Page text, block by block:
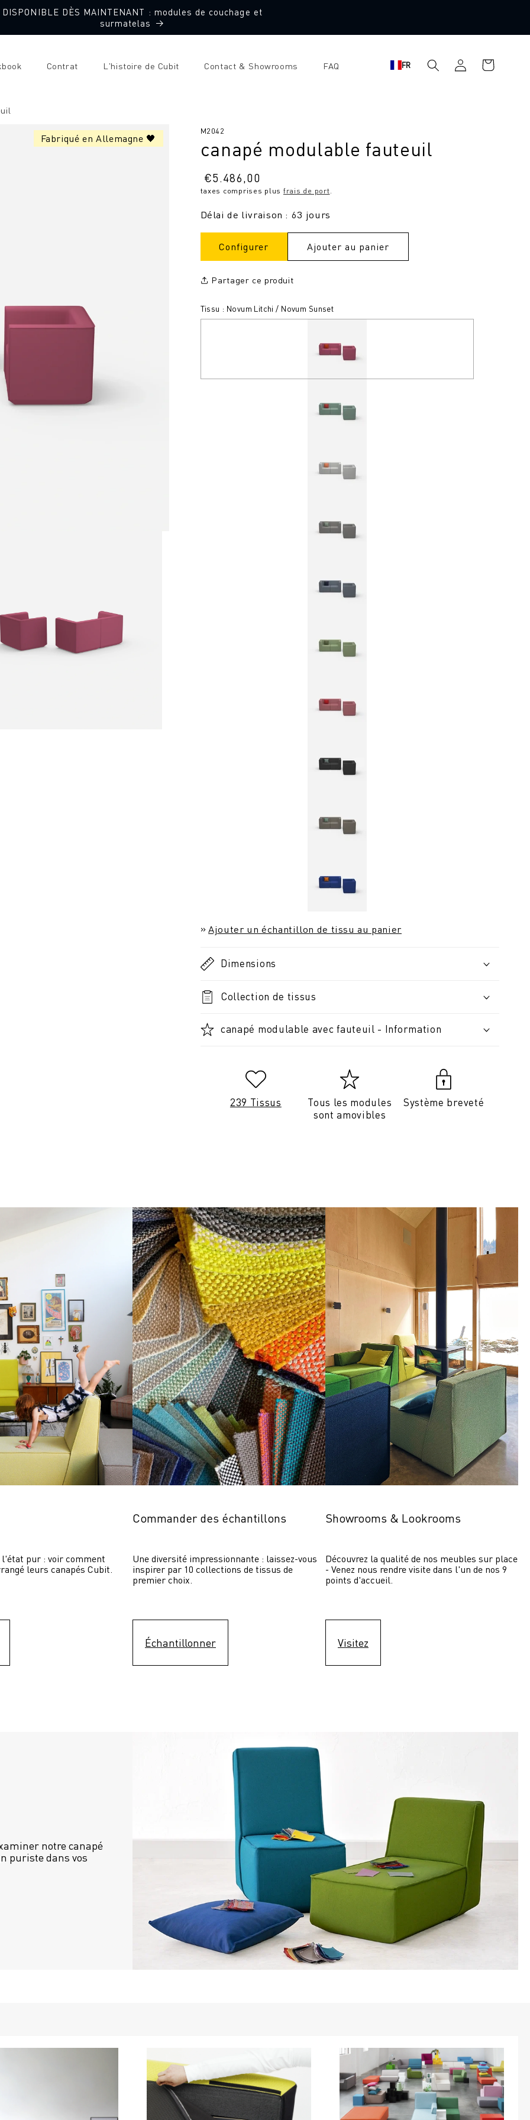
DISPONIBLE DÈS MAINTENANT : modules de couchage et
surmatelas
Contrat L'histoire de Cubit Contact & Showrooms FAQ FR
connecter
Panier
d'achat
Fabriqué en Allemagne 🖤
SKU
M2042
canapé modulable fauteuil
Prix
normal
€5.486,00
taxes comprises plus frais de port.
Délai de livraison : 63 jours
Configurer Ajouter au panier
Partager ce produit
Tissu : Novum Litchi / Novum Sunset
Ajouter un échantillon de tissu au panier
Dimensions
Collection de tissus
canapé modulable avec fauteuil - Information
239 Tissus
Tous les modules
sont amovibles
Système breveté
pur : voir comment
leurs canapés Cubit.
Commander des échantillons
Une diversité impressionnante : laissez-vous
inspirer par 10 collections de tissus de
premier choix.
Échantillonner
Showrooms & Lookrooms
Découvrez la qualité de nos meubles sur place
- Venez nous rendre visite dans l'un de nos 9
points d'accueil.
Visitez
notre canapé
puriste dans vos